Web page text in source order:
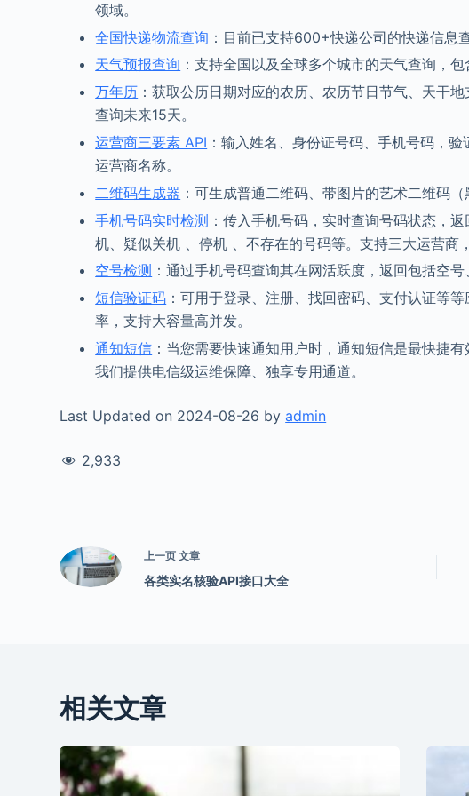
领域。
全国快递物流查询 ：目前已支持600+快递公司的快递信息查
天气预报查询 ：支持全国以及全球多个城市的天气查询，包
万年历 ：获取公历日期对应的农历、农历节日节气、天干
查询未来15天。
运营商三要素 API ：输入姓名、身份证号码、手机号码，
运营商名称。
二维码生成器 ：可生成普通二维码、带图片的艺术二维码
手机号码实时检测 ：传入手机号码，实时查询号码状态，
机、疑似关机 、停机 、不存在的号码等。支持三大运营商
空号检测 ：通过手机号码查询其在网活跃度，返回包括空
短信验证码 ：可用于登录、注册、找回密码、支付认证等
率，支持大容量高并发。
通知短信 ：当您需要快速通知用户时，通知短信是最快捷
我们提供电信级运维保障、独享专用通道。
Last Updated on 2024-08-26 byadmin
2,933
上一页文章
各类实名核验API接口大全
相关文章